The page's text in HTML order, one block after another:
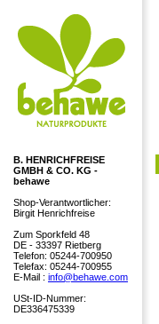
B. HENRICHFREISE
GMBH & CO. KG -
behawe
Shop-Verantwortlicher:
Birgit Henrichfreise
Zum Sporkfeld 48
DE - 33397 Rietberg
Telefon: 05244-700950
Telefax: 05244-700955
E-Mail : info@behawe.com
USt-ID-Nummer:
DE336475339